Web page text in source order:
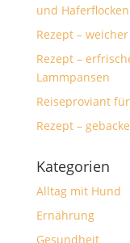
und Haferflocken
Rezept –
Rezept –
Lammpansen
Reiseproviant
Rezept –
Kategorien
Alltag mit Hund
Ernährung
Gesundheit